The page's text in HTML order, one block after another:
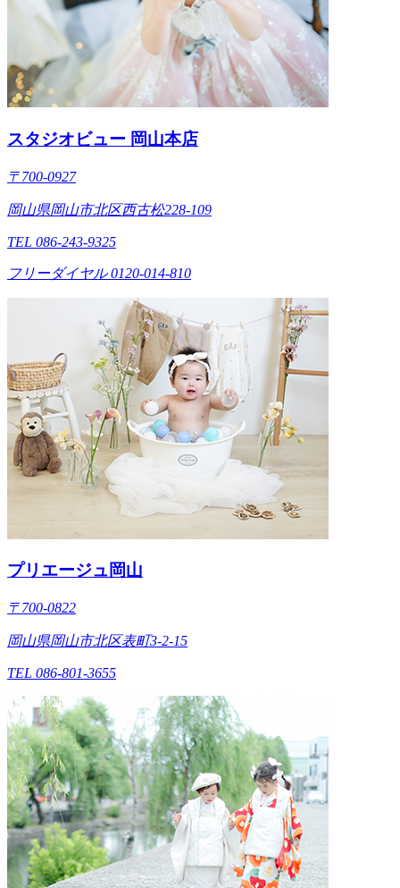
スタジオビュー 岡山本店
〒700-0927
岡山県岡山市北区西古松228-109
TEL 086-243-9325
フリーダイヤル 0120-014-810
プリエージュ岡山
〒700-0822
岡山県岡山市北区表町3-2-15
TEL 086-801-3655